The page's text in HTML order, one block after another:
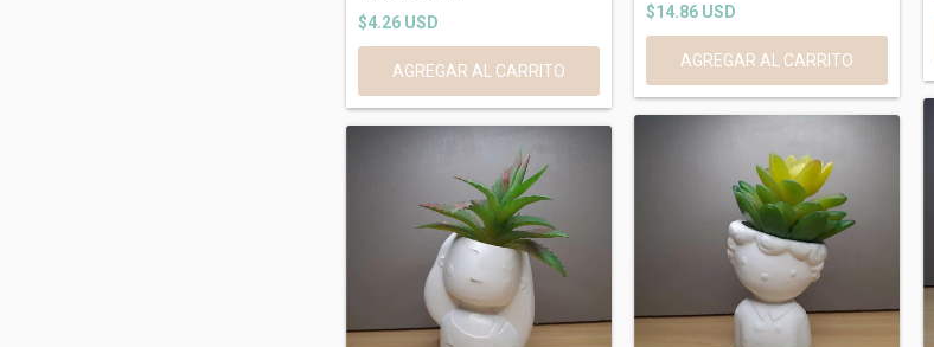
$4.26 USD
$14.86 USD